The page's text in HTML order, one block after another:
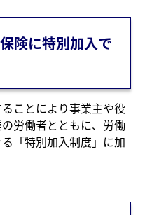
険に特別加入で
ことにより事業主や役
労働者とともに、労働
「特別加入制度」に加